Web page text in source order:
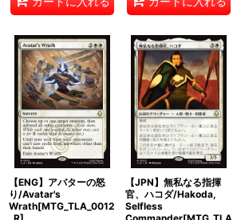
【ENG】アバターの怒
り/Avatar's
Wrath[MTG_TLA_0012
【JPN】無私なる指揮
官、ハコダ/Hakoda,
Selfless